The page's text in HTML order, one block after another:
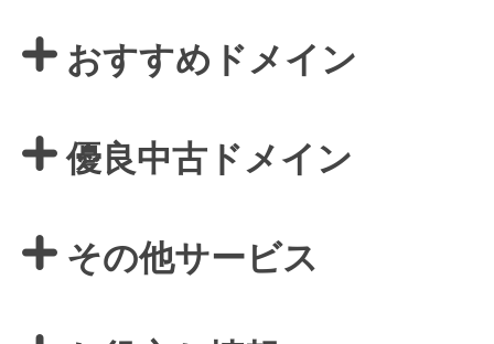
おすすめドメイン
優良中古ドメイン
その他サービス